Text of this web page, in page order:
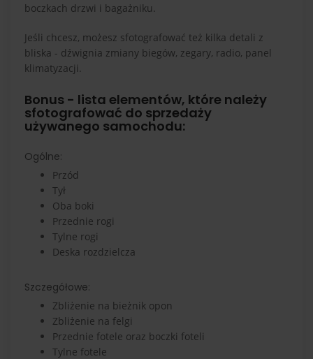
boczkach drzwi i bagażniku.
Jeśli chcesz, możesz sfotografować też kilka detali z
bliska - dźwignia zmiany biegów, zegary, radio, panel
klimatyzacji.
Bonus - lista elementów, które należy
sfotografować do sprzedaży
używanego samochodu:
Ogólne:
Przód
Tył
Oba boki
Przednie rogi
Tylne rogi
Deska rozdzielcza
Szczegółowe:
Zbliżenie na bieżnik opon
Zbliżenie na felgi
Przednie fotele oraz boczki foteli
Tylne fotele